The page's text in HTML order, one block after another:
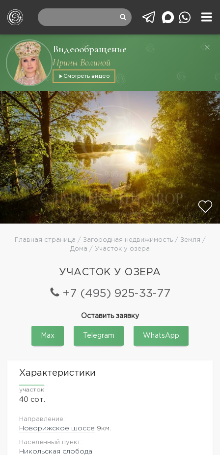
Видеообращение
Ирины Волиной
Смотреть видео
Главная страница / Загородная недвижимость/ Земля /
Дома / Участок у озера
УЧАСТОК У ОЗЕРА
+7 (495) 925-33-77
Оставить заявку
Max Telegram WhatsApp
Характеристики
участок
40 сот.
Направление:
Новорижское шоссе 9км.
Населённый пункт:
Никольская слобода